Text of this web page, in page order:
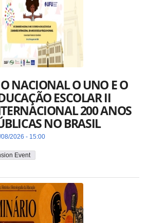
NACIONAL O UNO E O
ESCOLAR II
200 ANOS
NO BRASIL
2026 - 15:00
Event